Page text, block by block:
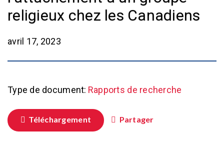
religieux chez les Canadiens
avril 17, 2023
Type de document: Rapports de recherche
Téléchargement Partager